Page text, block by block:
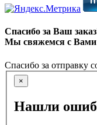
Спасибо за Ваш
Мы свяжемся с Вами
Спасибо за отправку
×
Нашли